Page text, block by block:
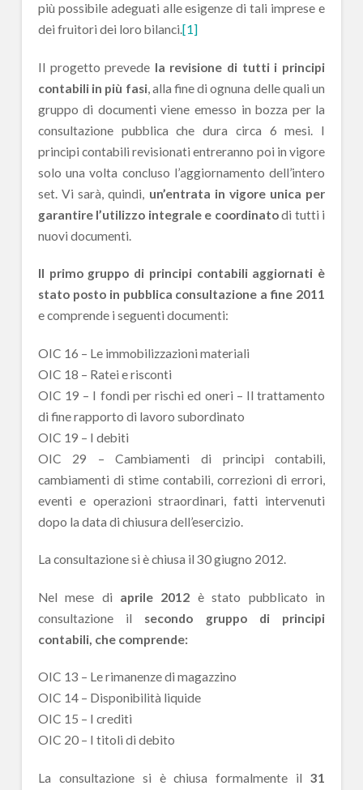
più possibile adeguati alle esigenze di tali imprese e
dei fruitori dei loro bilanci.[1]
Il progetto prevede la revisione di tutti i principi
contabili in più fasi, alla fine di ognuna delle quali un
gruppo di documenti viene emesso in bozza per la
consultazione pubblica che dura circa 6 mesi. I
principi contabili revisionati entreranno poi in vigore
solo una volta concluso l’aggiornamento dell’intero
set. Vi sarà, quindi, un’entrata in vigore unica per
garantire l’utilizzo integrale e coordinatodi tutti i
nuovi documenti.
Il primo gruppo di principi contabili aggiornati è
stato posto in pubblica consultazione a fine 2011
e comprende i seguenti documenti:
OIC 16 – Le immobilizzazioni materiali
OIC 18 – Ratei e risconti
OIC 19 – I fondi per rischi ed oneri – Il trattamento
di fine rapporto di lavoro subordinato
OIC 19 – I debiti
OIC 29 – Cambiamenti di principi contabili,
cambiamenti di stime contabili, correzioni di errori,
eventi e operazioni straordinari, fatti intervenuti
dopo la data di chiusura dell’esercizio.
La consultazione si è chiusa il 30 giugno 2012.
Nel mese di aprile 2012 è stato pubblicato in
consultazione il secondo gruppo di principi
contabili, che comprende:
OIC 13 – Le rimanenze di magazzino
OIC 14 – Disponibilità liquide
OIC 15 – I crediti
OIC 20 – I titoli di debito
La consultazione si è chiusa formalmente il 31